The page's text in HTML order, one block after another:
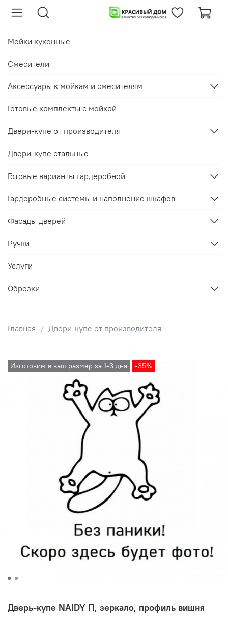
Главная Двери-купе от производителя
Изготовим в ваш размер за 1-3 дня -35%
Дверь-купе NAIDY П, зеркало, профиль вишня
Мойки кухонные
Смесители
Аксессуары к мойкам и смесителям
Готовые комплекты с мойкой
Двери-купе от производителя
Двери-купе стальные
Готовые варианты гардеробной
Гардеробные системы и наполнение шкафов
Фасады дверей
Ручки
Услуги
Обрезки